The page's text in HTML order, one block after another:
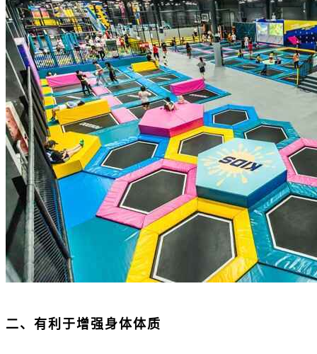
二、有利于增强身体体质